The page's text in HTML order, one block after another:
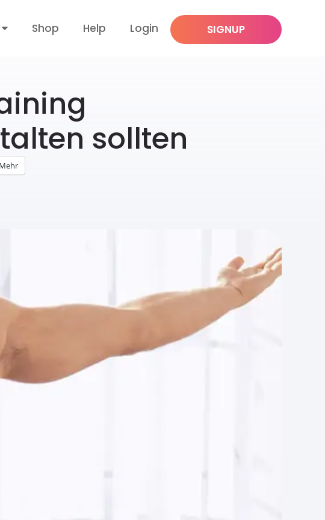
Shop Help Login SIGNUP
sollten
Mehr